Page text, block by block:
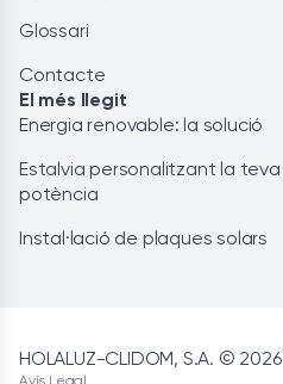
Glossari
Contacte
El més llegit
Energia renovable: la solució
Estalvia personalitzant la teva
potència
Instal·lació de plaques solars
HOLALUZ-CLIDOM, S.A. © 2026